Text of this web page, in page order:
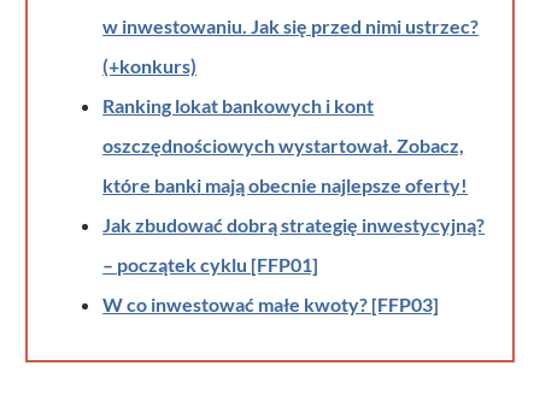
w inwestowaniu. Jak się przed nimi ustrzec?
(+konkurs)
Ranking lokat bankowych i kont
oszczędnościowych wystartował. Zobacz,
które banki mają obecnie najlepsze oferty!
Jak zbudować dobrą strategię inwestycyjną?
– początek cyklu [FFP01]
W co inwestować małe kwoty? [FFP03]